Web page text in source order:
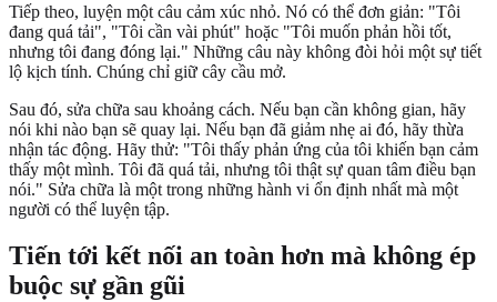
Tiếp theo, luyện một câu cảm xúc nhỏ. Nó có thể đơn giản: "Tôi
đang quá tải", "Tôi cần vài phút" hoặc "Tôi muốn phản hồi tốt,
nhưng tôi đang đóng lại." Những câu này không đòi hỏi một sự tiết
lộ kịch tính. Chúng chỉ giữ cây cầu mở.
Sau đó, sửa chữa sau khoảng cách. Nếu bạn cần không gian, hãy
nói khi nào bạn sẽ quay lại. Nếu bạn đã giảm nhẹ ai đó, hãy thừa
nhận tác động. Hãy thử: "Tôi thấy phản ứng của tôi khiến bạn cảm
thấy một mình. Tôi đã quá tải, nhưng tôi thật sự quan tâm điều bạn
nói." Sửa chữa là một trong những hành vi ổn định nhất mà một
người có thể luyện tập.
Tiến tới kết nối an toàn hơn mà không ép
buộc sự gần gũi